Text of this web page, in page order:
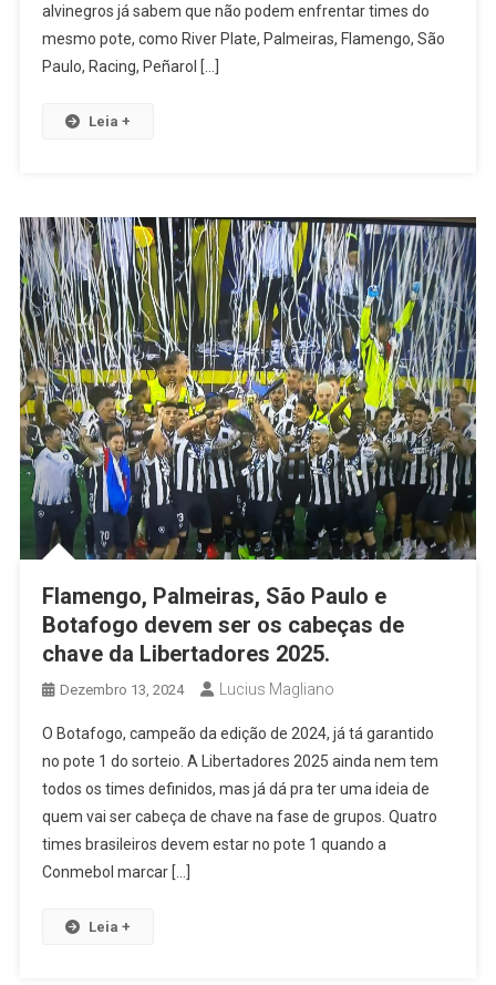
alvinegros já sabem que não podem enfrentar times do
mesmo pote, como River Plate, Palmeiras, Flamengo, São
Paulo, Racing, Peñarol […]
Leia +
Flamengo, Palmeiras, São Paulo e
Botafogo devem ser os cabeças de
chave da Libertadores 2025.
Dezembro 13, 2024 Lucius Magliano
O Botafogo, campeão da edição de 2024, já tá garantido
no pote 1 do sorteio. A Libertadores 2025 ainda nem tem
todos os times definidos, mas já dá pra ter uma ideia de
quem vai ser cabeça de chave na fase de grupos. Quatro
times brasileiros devem estar no pote 1 quando a
Conmebol marcar […]
Leia +